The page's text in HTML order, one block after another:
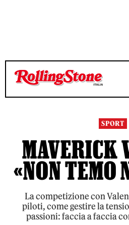
TEMPO DI LETTURA 7 MINUTI
TEMPO DI LETTURA 7 MINUTI
SPORT
MAVERICK
«NON TEMO
La competizione con
piloti, come gestire la
passioni: faccia a faccia